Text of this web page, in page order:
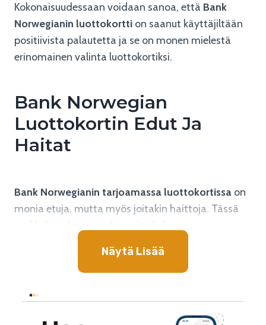
Kokonaisuudessaan voidaan sanoa, että Bank
Norwegianin luottokortti on saanut käyttäjiltään
positiivista palautetta ja se on monen mielestä
erinomainen valinta luottokortiksi.
Bank Norwegian
Luottokortin Edut Ja
Haitat
Bank Norwegianin tarjoamassa luottokortissa on
monia etuja, mutta myös joitakin haittoja. Tässä
Edut
Näytä Lisää